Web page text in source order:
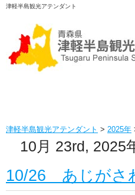
津軽半島観光アテンダント
津軽半島観光アテンダント > 2025年
10月 23rd, 2025
10/26 あじがさ